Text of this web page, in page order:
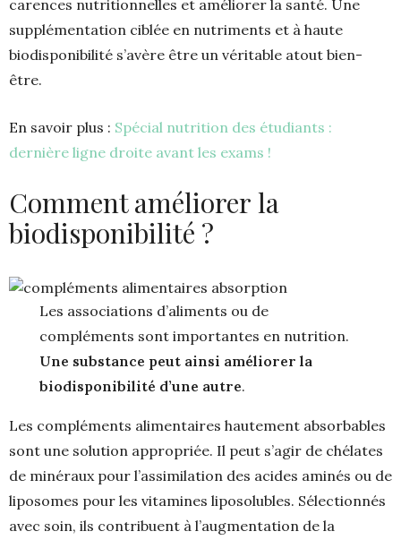
carences nutritionnelles et améliorer la santé. Une
supplémentation ciblée en nutriments et à haute
biodisponibilité s’avère être un véritable atout bien-
être.
En savoir plus : Spécial nutrition des étudiants :
dernière ligne droite avant les exams !
Comment améliorer la
biodisponibilité ?
Les associations d’aliments ou de
compléments sont importantes en nutrition.
Une substance peut ainsi améliorer la
biodisponibilité d’une autre.
Les compléments alimentaires hautement absorbables
sont une solution appropriée. Il peut s’agir de chélates
de minéraux pour l’assimilation des acides aminés ou de
liposomes pour les vitamines liposolubles. Sélectionnés
avec soin, ils contribuent à l’augmentation de la